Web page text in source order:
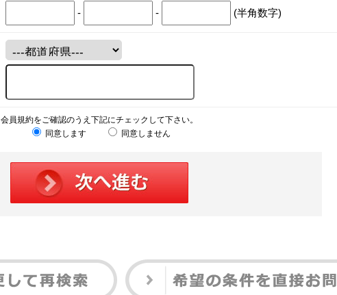
- - (半角数字)
会員規約をご確認のうえ下記にチェックして下さい。
同意します
同意しません